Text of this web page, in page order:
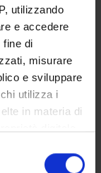
utilizzando
e accedere
fine di
misurare
e sviluppare
utilizza i
in materia di
in qualsiasi
di